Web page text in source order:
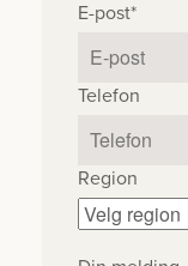
E-post*
Telefon
Region